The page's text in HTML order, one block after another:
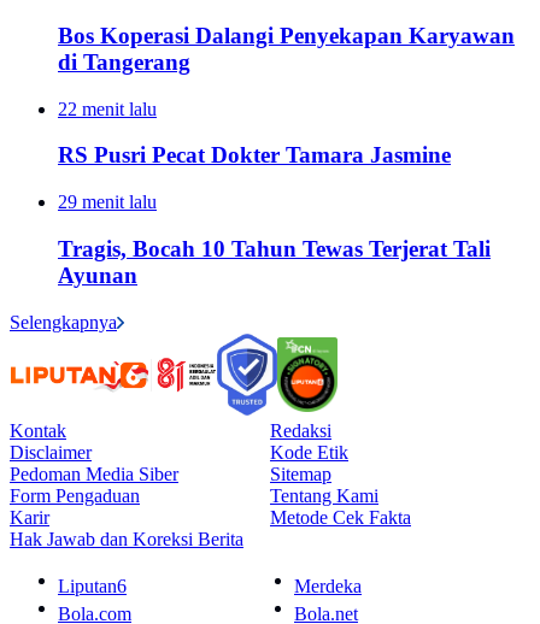
Bos Koperasi Dalangi Penyekapan Karyawan
di Tangerang
22 menit lalu
RS Pusri Pecat Dokter Tamara Jasmine
29 menit lalu
Tragis, Bocah 10 Tahun Tewas Terjerat Tali
Ayunan
Selengkapnya
Kontak
Redaksi
Disclaimer
Kode Etik
Pedoman Media Siber
Sitemap
Form Pengaduan
Tentang Kami
Karir
Metode Cek Fakta
Hak Jawab dan Koreksi Berita
Liputan6
Merdeka
Bola.com
Bola.net